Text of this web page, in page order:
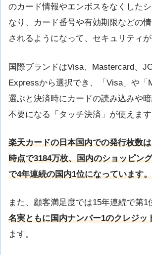
のカード情報やエンボスをなくした
なり、カード番号や有効期限などの
されるようになって、セキュリティが
国際ブランドはVisa、Mastercard、
Expressから選択でき、「Visa」や「
選ぶと決済時にカードの読み込みや
不要になる「タッチ決済」が使えます
楽天カードの日本国内での発行枚数
時点で3184万枚、国内のショッピン
で4年連続の国内1位になっています。
また、顧客満足度では15年連続で第1
名実ともに国内ナンバー1のクレジッ
ます。